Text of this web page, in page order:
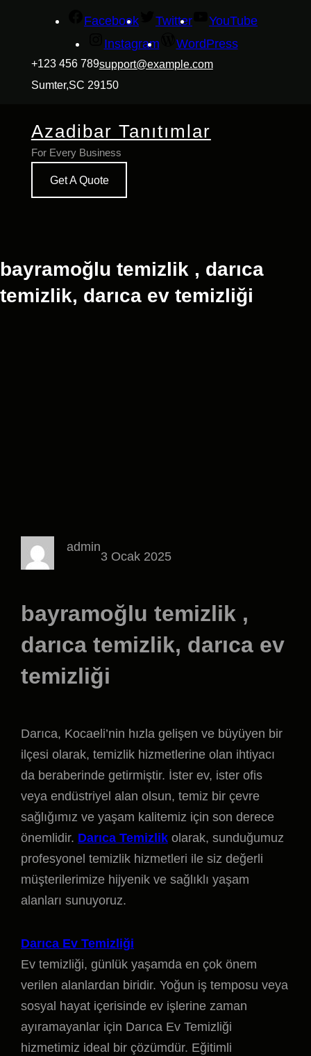
Facebook Twitter
YouTube
Instagram
WordPress
+123 456 789support@example.com
Sumter,SC 29150
Azadibar Tanıtımlar
For Every Business
Get A Quote
bayramoğlu temizlik , darıca
temizlik, darıca ev temizliği
admin
3 Ocak 2025
bayramoğlu temizlik ,
darıca temizlik, darıca ev
temizliği
Darıca, Kocaeli’nin hızla gelişen ve büyüyen bir
ilçesi olarak, temizlik hizmetlerine olan ihtiyacı
da beraberinde getirmiştir. İster ev, ister ofis
veya endüstriyel alan olsun, temiz bir çevre
sağlığımız ve yaşam kalitemiz için son derece
önemlidir. Darıca Temizlik olarak, sunduğumuz
profesyonel temizlik hizmetleri ile siz değerli
müşterilerimize hijyenik ve sağlıklı yaşam
alanları sunuyoruz.
Darıca Ev Temizliği
Ev temizliği, günlük yaşamda en çok önem
verilen alanlardan biridir. Yoğun iş temposu veya
sosyal hayat içerisinde ev işlerine zaman
ayıramayanlar için Darıca Ev Temizliği
hizmetimiz ideal bir çözümdür. Eğitimli